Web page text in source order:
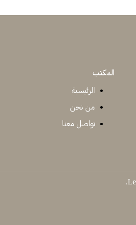
المكتب
الرئيسية
من نحن
تواصل معنا